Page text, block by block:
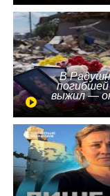
В
выжил —